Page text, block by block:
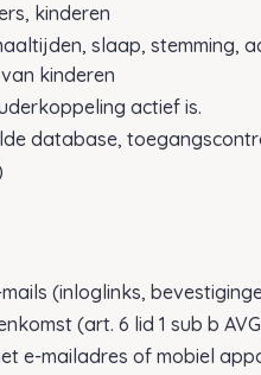
kinderen
slaap, stemming,
kinderen
actief is.
database,
(inloglinks,
(art. 6 lid 1 sub b
e-mailadres of mobiel